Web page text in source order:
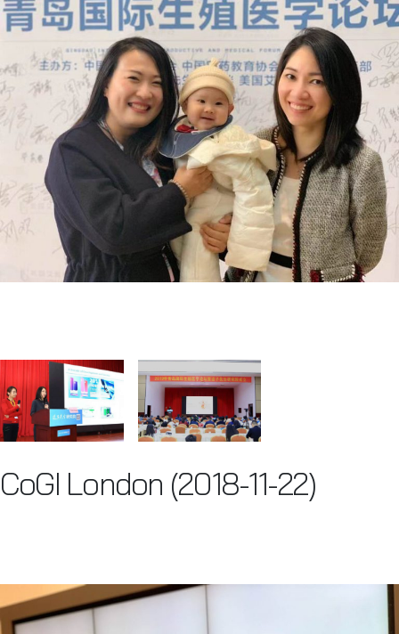
CoGI London (2018-11-22)